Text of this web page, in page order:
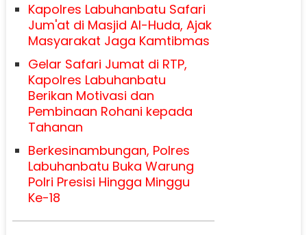
Kapolres Labuhanbatu Safari
Jum'at di Masjid Al-Huda, Ajak
Masyarakat Jaga Kamtibmas
Gelar Safari Jumat di RTP,
Kapolres Labuhanbatu
Berikan Motivasi dan
Pembinaan Rohani kepada
Tahanan
Berkesinambungan, Polres
Labuhanbatu Buka Warung
Polri Presisi Hingga Minggu
Ke-18